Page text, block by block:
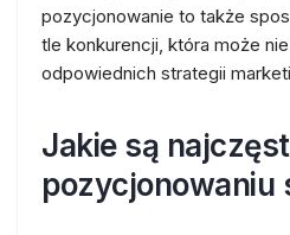
pozycjonowanie to także
tle konkurencji, która może
odpowiednich strategii
Jakie są
pozycjonowaniu